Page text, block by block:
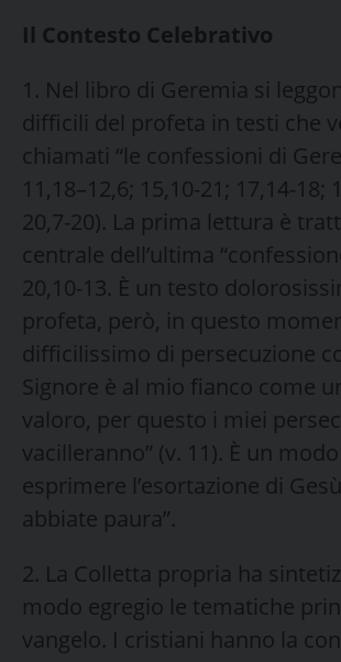
Il Contesto Celebrativo
1. Nel libro di Geremia si
difficili del profeta in testi che
chiamati “le confessioni di
11,18–12,6; 15,10-21; 17,14-18;
20,7-20). La prima lettura è
centrale dell’ultima
20,10-13. È un testo
profeta, però, in questo
difficilissimo di persecuzione
Signore è al mio fianco come
valoro, per questo i miei
vacilleranno” (v. 11). È un
esprimere l’esortazione di
abbiate paura”.
2. La Colletta propria ha
modo egregio le tematiche
vangelo. I cristiani hanno la